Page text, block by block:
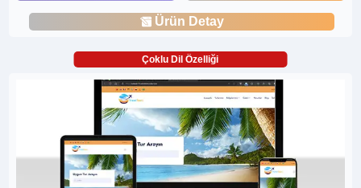
Ürün Detay
Çoklu Dil Özelliği